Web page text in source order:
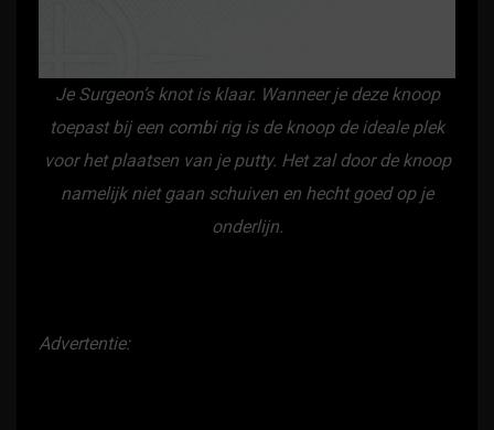
Je Surgeon’s knot is klaar. Wanneer je deze knoop
toepast bij een combi rigis de knoop de ideale plek
voor het plaatsen van je putty. Het zal door de knoop
namelijk niet gaan schuiven en hecht goed op je
onderlijn.
Advertentie: